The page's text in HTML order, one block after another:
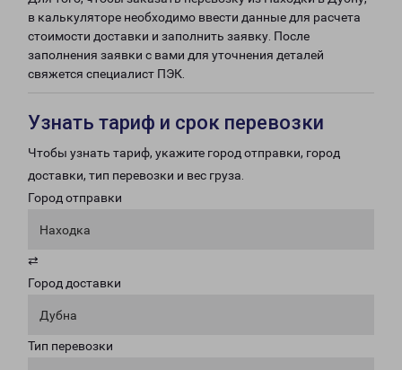
в калькуляторе необходимо ввести данные для расчета
стоимости доставки и заполнить заявку. После
заполнения заявки с вами для уточнения деталей
свяжется специалист ПЭК.
Узнать тариф и срок перевозки
Чтобы узнать тариф, укажите город отправки, город
доставки, тип перевозки и вес груза.
Город отправки
Находка
⇄
Город доставки
Дубна
Тип перевозки